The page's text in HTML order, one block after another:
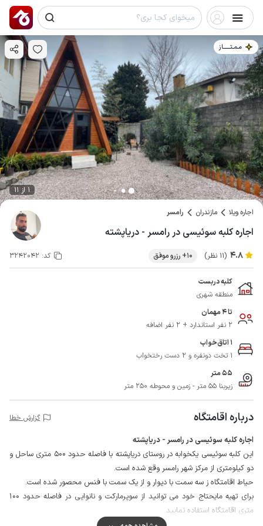
مـمـتــــــاز
1 از 11
اجاره ویلا مازندران رامسر
اجاره کلبه سوئیسی در رامسر - دریاپشته
4.8 (11 نظر) 10+ رزرو موفق کد: 3242042
کلبه دربست
منطقه شهری
تا 4 مهمان
2 نفر استاندارد + 2 نفر اضافه
1 اتاق‌خواب
1 تخت دونفره و 2 دست رختخواب
55 متر
زیربنا 55 متر - زمین و محوطه 250 متر
درباره اقامتگاه گزارش خطا
اجاره کلبه سوئیسی در رامسر - دریاپشته
این کلبه سوئیسی یکخوابه در روستای دریاپشته با فاصله حدود 500 متری ساحل و
دو کیلومتری از مرکز شهر رامسر وقع شده است.
حیاط اقامتگاه ز سه سمت با دیوار و از یک سمت با فنس محصور شده است.
برای تهیه مایحتاج خود می توانید از سوپرمارکت و نانوایی در فاصله حدود 100
متری اقامتگاه استفاده نمایید.